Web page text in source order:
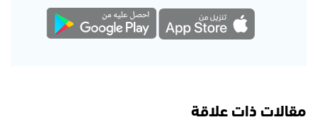
مقالات ذات علاقة